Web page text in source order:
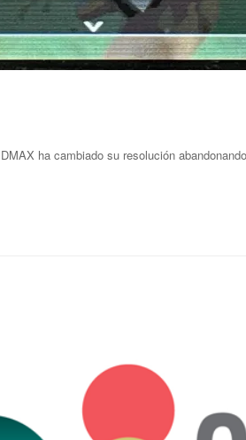
ha cambiado su resolución